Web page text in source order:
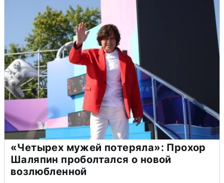
«Четырех мужей потеряла»: Прохор
Шаляпин проболтался о новой
возлюбленной